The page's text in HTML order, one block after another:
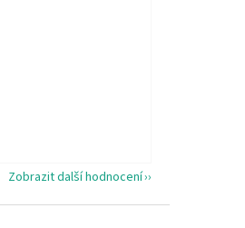
Zobrazit další hodnocení